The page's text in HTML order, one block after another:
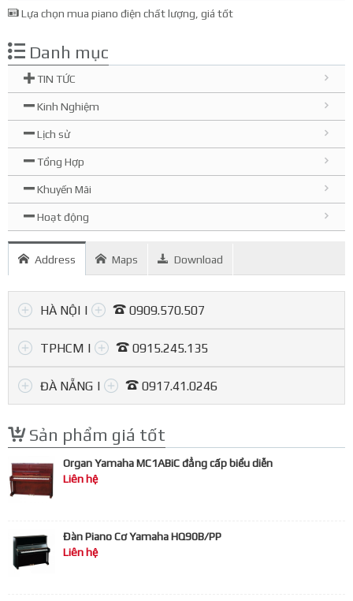
Lựa chọn mua piano điện chất lượng, giá tốt
Danh mục
TIN TỨC
Kinh Nghiệm
Lịch sử
Tổng Hợp
Khuyến Mãi
Hoạt động
Address Maps Download
HÀ NỘI | 0909.570.507
Hà Nội
(01) 507, Kim Ngưu, Hai Bà Trưng.
(02) 147, Hào Nam, Đống Đa.
TPHCM | 0915.245.135
ĐÀ NẴNG | 0917.41.0246
Sản phẩm giá tốt
Organ Yamaha MC1ABiC đẳng cấp biểu diễn
Liên hệ
Đàn Piano Cơ Yamaha HQ90B/PP
Liên hệ